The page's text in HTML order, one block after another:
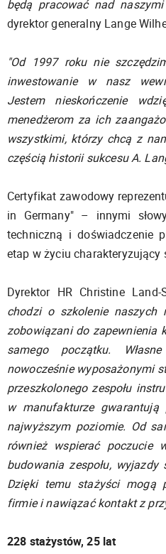
będą pracować nad
dyrektor generalny Lange
"Od 1997 roku nie
inwestowanie w nasz
Jestem nieskończenie
menedżerom za ich
wszystkimi, którzy chcą z
częścią historii sukcesu A.
Certyfikat zawodowy
in Germany" – innymi
techniczną i doświadczenie
etap w życiu charakteryzujący
Dyrektor HR Christine
chodzi o szkolenie naszych
zobowiązani do zapewnienia
samego początku.
nowocześnie wyposażonymi
przeszkolonego zespołu
w manufakturze
najwyższym poziomie. Od
również wspierać poczucie
budowania zespołu,
Dzięki temu stażyści mogą
firmie i nawiązać kontakt z
228 stażystów, 25 lat